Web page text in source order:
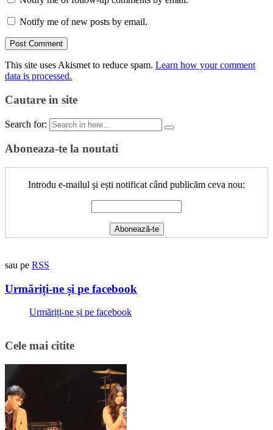
Notify me of new posts by email.
This site uses Akismet to reduce spam. Learn how your comment
data is processed.
Cautare in site
Search for:
Aboneaza-te la noutati
Introdu e-mailul și ești notificat când publicăm ceva nou:
sau pe RSS
Urmăriți-ne și pe facebook
Urmăriți-ne și pe facebook
Cele mai citite